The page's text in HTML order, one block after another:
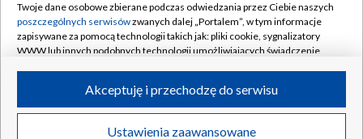
Rada Programowa
System NOS
Informacje o nadawcy
Program dla prasy
Kontakt
Kanały
©2026 Telewizja Polska S.A. w likwidacji
Twoje dane osobowe zbierane podczas odwiedzania przez Ciebie naszych
poszczególnych serwisówzwanych dalej „Portalem”, w tym informacje
zapisywane za pomocą technologii takich jak: pliki cookie, sygnalizatory
WWW lub innych podobnych technologii umożliwiających świadczenie
ruchu w Internecie.
Twoje dane osobowe zbierane podczas odwiedzania przez Ciebie
Ustawienia zaawansowane
Akceptuję i przechodzę do serwisu